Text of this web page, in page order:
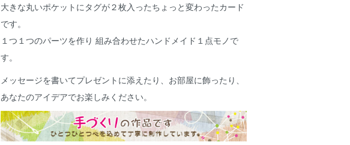
大きな丸いポケットにタグが２枚入ったちょっと変わったカード
です。
１つ１つのパーツを作り 組み合わせたハンドメイド１点モノで
す。
メッセージを書いてプレゼントに添えたり、お部屋に飾ったり、
あなたのアイデアでお楽しみください。